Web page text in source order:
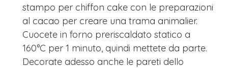
stampo per chiffon cake con le preparazioni
al cacao per creare una trama animalier.
Cuocete in forno preriscaldato statico a
160°C per 1 minuto, quindi mettete da parte.
Decorate adesso anche le pareti dello